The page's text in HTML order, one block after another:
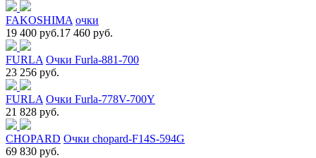
FAKOSHIMA очки
19 400 руб.17 460 руб.
FURLA Очки Furla-881-700
23 256 руб.
FURLA Очки Furla-778V-700Y
21 828 руб.
CHOPARD Очки chopard-F14S-594G
69 830 руб.